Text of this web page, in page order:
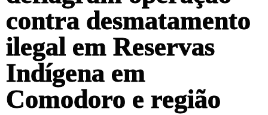
contra desmatamento
ilegal em Reservas
Indígena em
Comodoro e região